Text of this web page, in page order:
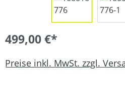
499,00 €*
Preise inkl. MwSt. zzgl.